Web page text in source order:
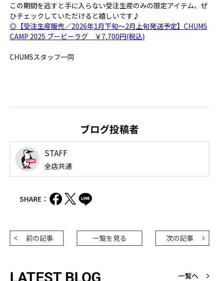
この期間を逃すと手に入らない受注生産のみの限定アイテム、ぜ
ひチェックしていただけると嬉しいです♪
◎【受注生産販売／2026年1月下旬～2月上旬発送予定】CHUMS
CAMP 2025 ブービーラグ ￥7,700円(税込)
CHUMSスタッフ一同
ブログ投稿者
STAFF
全店共通
SHARE：
前の記事 一覧を見る 次の記事
LATEST BLOG 一覧へ